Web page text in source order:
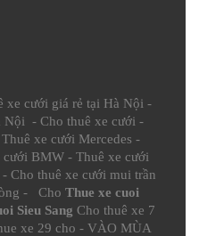
xe cưới giá rẻ tại Hà Nội -
Nội - Cho thuê xe cưới -
Thuê xe cưới Mercedes -
cưới BMW - Thuê xe cưới
- Cho thuê xe cưới mui trần
- Cho Thue xe cuoi
Sieu Sang Cho thuê xe 7
xe 29 cho - VÀO MÙA